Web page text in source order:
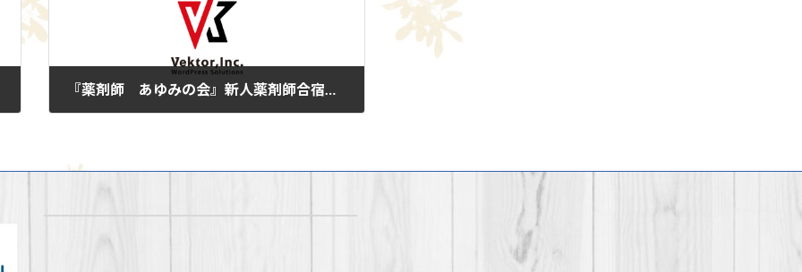
『薬剤師 あゆみの会』新人薬剤師合宿研修会の写真